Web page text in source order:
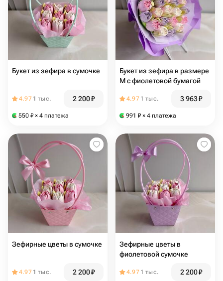
Букет из зефира в сумочке
4.97 1 тыс. 2 200₽
550 ₽ × 4 платежа
Букет из зефира в размере
М с фиолетовой бумагой
4.97 1 тыс. 3 963₽
991 ₽ × 4 платежа
Зефирные цветы в сумочке
4.97 1 тыс. 2 200₽
Зефирные цветы в
фиолетовой сумочке
4.97 1 тыс. 2 200₽